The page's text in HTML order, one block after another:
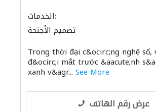
الخدمات:
تصميم الأجنحة
Trong thời đại c&ocirc;ng nghệ số,
đ&ocirc;i mắt trước &aacute;nh
xanh v&agr... See More
عرض رقم الهاتف